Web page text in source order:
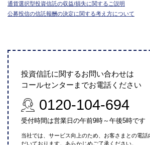
通貨選択型投資信託の収益/損失に関するご説明
公募投信の信託報酬の決定に関する考え方について
投資信託に関するお問い合わせは
コールセンターまでお電話ください
0120-104-694
受付時間は営業日の午前9時～午後5時です
当社では、サービス向上のため、お客さまとの電話
だいております。あらかじめご了承ください。